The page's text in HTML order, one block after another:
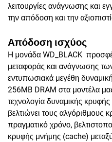
λειτουργίες ανάγνωσης και
την απόδοση και την
Απόδοση ισχύος
H μονάδα WD_BLACK
μεταφοράς και ανάγνωσης
εντυπωσιακά μεγέθη
256MB DRAM στα μοντέλα
τεχνολογία δυναμικής
βελτιώνει τους αλγόριθμους
πραγματικό χρόνο,
κρυφής μνήμης (cache)